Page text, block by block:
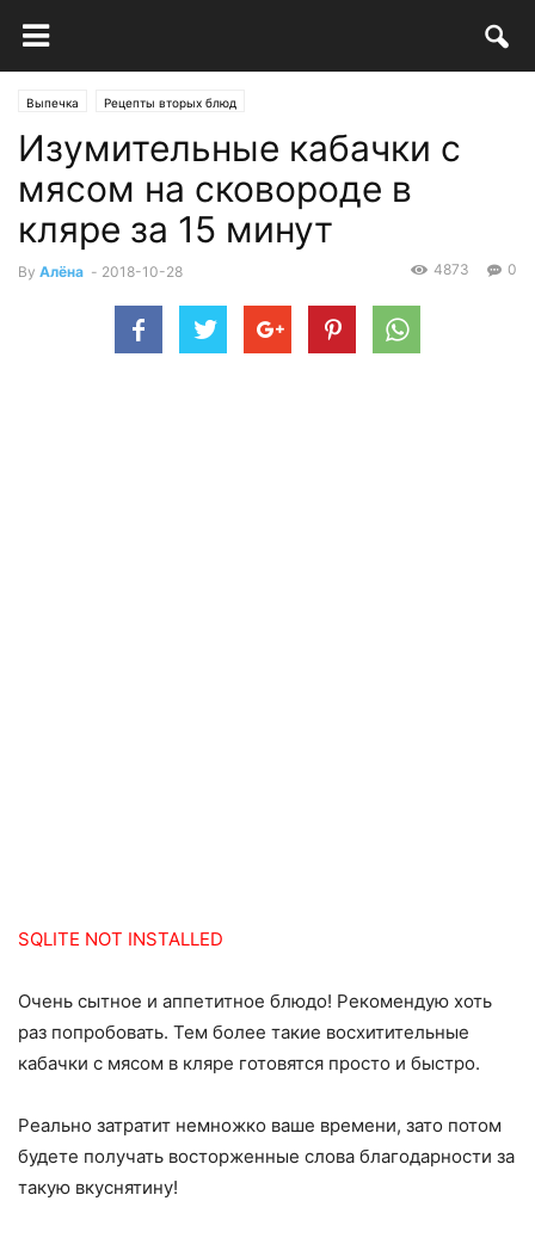
Выпечка Рецепты вторых блюд
Изумительные кабачки с
мясом на сковороде в
кляре за 15 минут
By Алёна - 2018-10-28 0
4873
SQLITE NOT INSTALLED
Очень сытное и аппетитное блюдо! Рекомендую хоть
раз попробовать. Тем более такие восхитительные
кабачки с мясом в кляре готовятся просто и быстро.
Реально затратит немножко ваше времени, зато потом
будете получать восторженные слова благодарности за
такую вкуснятину!